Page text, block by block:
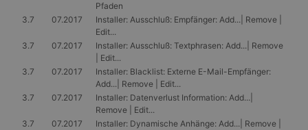
Pfaden
3.7
07.2017
Installer: Ausschluß: Empfänger: Add...| Remove |
Edit...
3.7
07.2017
Installer: Ausschluß: Textphrasen: Add...| Remove
| Edit...
3.7
07.2017
Installer: Blacklist: Externe E-Mail-Empfänger:
Add...| Remove | Edit...
3.7
07.2017
Installer: Datenverlust Information: Add...|
Remove | Edit...
3.7
07.2017
Installer: Dynamische Anhänge: Add...| Remove |